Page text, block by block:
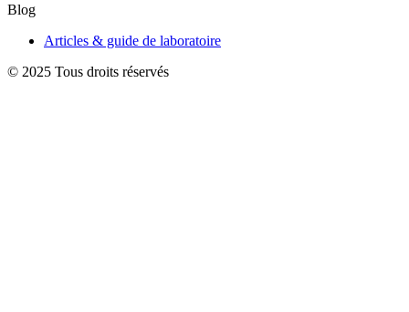
Blog
Articles & guide de laboratoire
© 2025 Tous droits réservés